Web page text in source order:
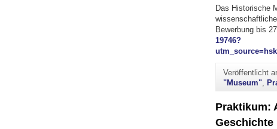
Das Historische
Bewerbung bis
19746?
Veröffentlicht
"Museum" ,
Praktikum:
Geschichte